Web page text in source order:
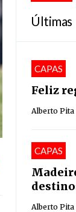
Últimas
CAPAS
Feliz
Alberto Pita
CAPAS
Alberto Pita